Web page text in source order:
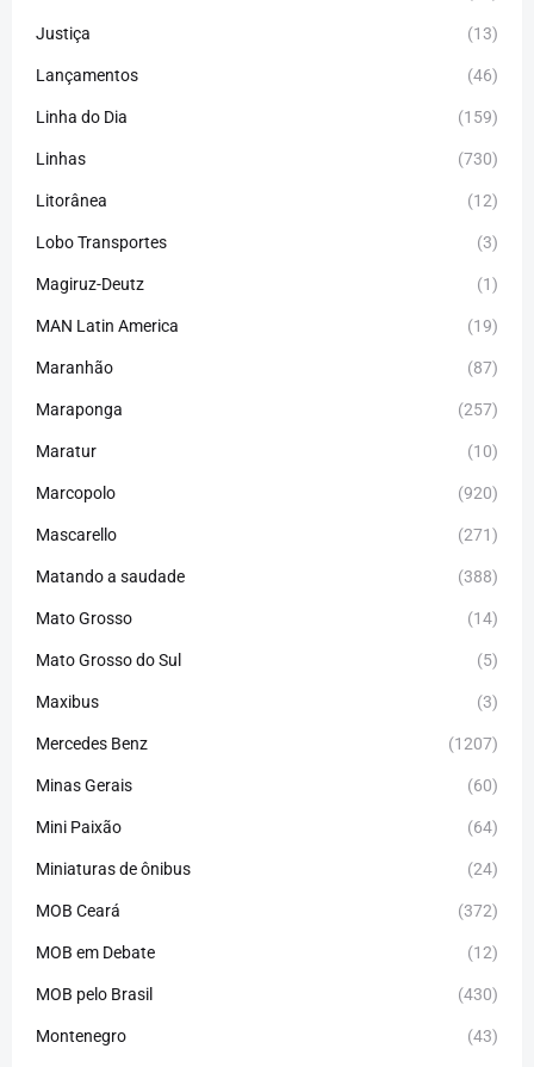
Justiça (13)
Lançamentos (46)
Linha do Dia (159)
Linhas (730)
Litorânea (12)
Lobo Transportes (3)
Magiruz-Deutz (1)
MAN Latin America (19)
Maranhão (87)
Maraponga (257)
Maratur (10)
Marcopolo (920)
Mascarello (271)
Matando a saudade (388)
Mato Grosso (14)
Mato Grosso do Sul (5)
Maxibus (3)
Mercedes Benz (1207)
Minas Gerais (60)
Mini Paixão (64)
Miniaturas de ônibus (24)
MOB Ceará (372)
MOB em Debate (12)
MOB pelo Brasil (430)
Montenegro (43)